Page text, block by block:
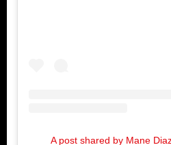
A post shared by Mane